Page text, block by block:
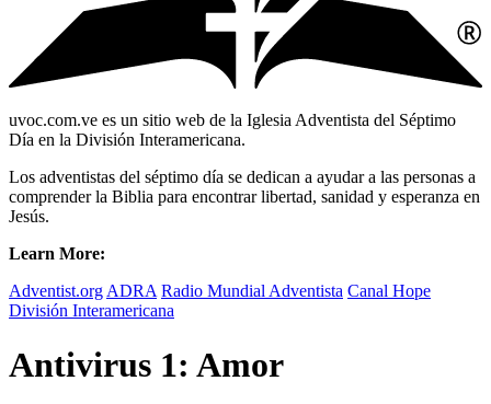
uvoc.com.ve es un sitio web de la Iglesia Adventista del Séptimo
Día en la División Interamericana.
Los adventistas del séptimo día se dedican a ayudar a las personas a
comprender la Biblia para encontrar libertad, sanidad y esperanza en
Jesús.
Learn More:
Adventist.org ADRA Radio Mundial Adventista Canal Hope
División Interamericana
Antivirus 1: Amor